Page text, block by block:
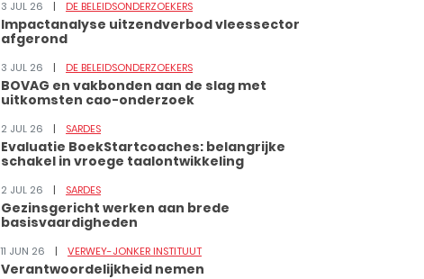
3 JUL 26 DE BELEIDSONDERZOEKERS
Impactanalyse uitzendverbod vleessector
afgerond
3 JUL 26 DE BELEIDSONDERZOEKERS
BOVAG en vakbonden aan de slag met
uitkomsten cao-onderzoek
2 JUL 26 SARDES
Evaluatie BoekStartcoaches: belangrijke
schakel in vroege taalontwikkeling
2 JUL 26 SARDES
Gezinsgericht werken aan brede
basisvaardigheden
11 JUN 26 VERWEY-JONKER INSTITUUT
Verantwoordelijkheid nemen